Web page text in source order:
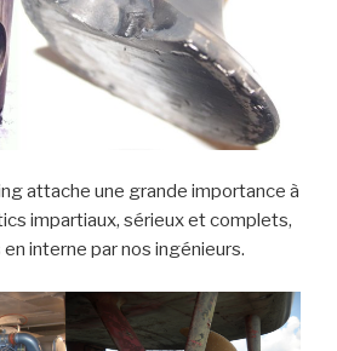
attache une grande importance à
impartiaux, sérieux et complets,
interne par nos ingénieurs.